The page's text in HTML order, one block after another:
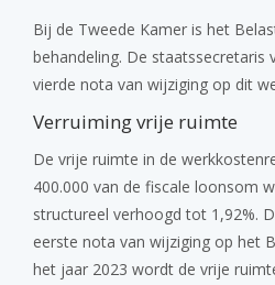
Bij de Tweede Kamer is het
behandeling. De staatssecretaris
vierde nota van wijziging op dit
Verruiming vrije ruimte
De vrije ruimte in de
400.000 van de fiscale loonsom
structureel verhoogd tot 1,92%.
eerste nota van wijziging op het
het jaar 2023 wordt de vrije